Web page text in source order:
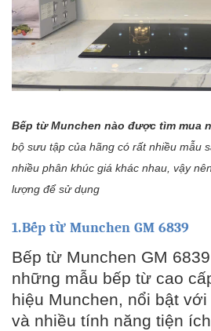
Bếp từ Munchen nào được tìm mua
bộ sưu tập của hãng có rất nhiều mẫu
nhiều phân khúc giá khác nhau, vậy
lượng để sử dụng
1.Bếp từ Munchen GM 6839
Bếp từ Munchen GM
những mẫu bếp từ cao
hiệu Munchen, nổi bật
và nhiều tính năng tiện